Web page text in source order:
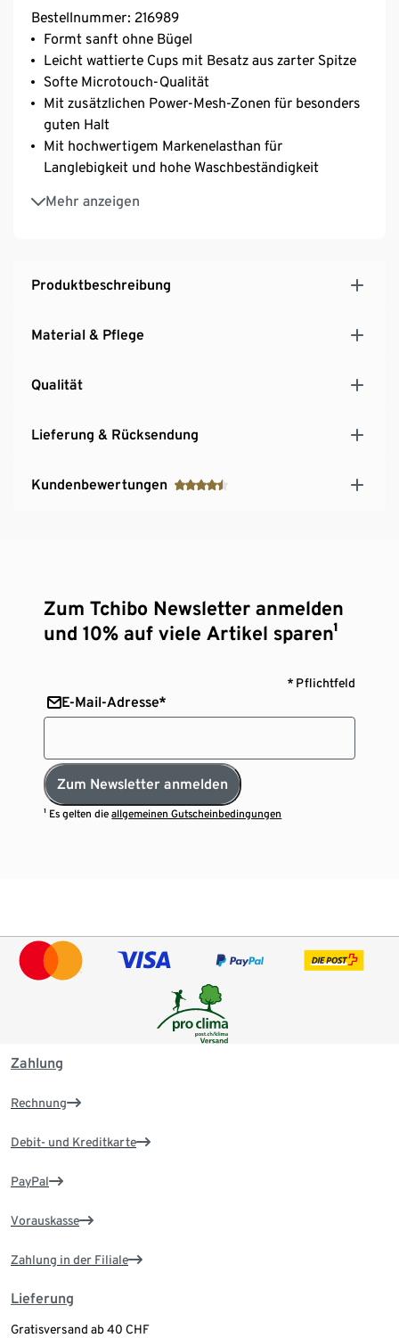
Bestellnummer: 216989
Formt sanft ohne Bügel
Leicht wattierte Cups mit Besatz aus zarter Spitze
Softe Microtouch-Qualität
Mit zusätzlichen Power-Mesh-Zonen für besonders
guten Halt
Mit hochwertigem Markenelasthan für
Langlebigkeit und hohe Waschbeständigkeit
Mehr anzeigen
Längenverstellbare Träger
3-fach verstellbarer SoftSeal®-Häkchenverschluss
Produktbeschreibung
Material & Pflege
Qualität
Lieferung & Rücksendung
Kundenbewertungen
Zum Tchibo Newsletter anmelden
und 10% auf viele Artikel sparen¹
* Pflichtfeld
E-Mail-Adresse*
Zum Newsletter anmelden
¹ Es gelten dieallgemeinen Gutscheinbedingungen
Zahlung
Rechnung
Debit- und Kreditkarte
PayPal
Vorauskasse
Zahlung in der Filiale
Lieferung
Gratisversand ab 40 CHF